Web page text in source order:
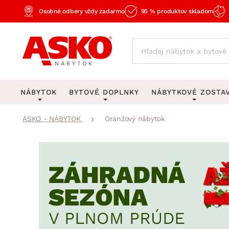
Osobné odbery vždy zadarmo 95 % produktov skladom
NÁBYTOK
Obývacia izba
Spálňa
BYTOVÉ DOPLNKY
KOBERCE
Veľké a stredné koberce
Detské koberce
Kúpeľňové predložky
OSVETLENIE
Stolové lampy a
Lustre a závesné
Zobrazit vše
NÁBYTKOVÉ
Spálňové
Kancelárske
Kuchynské
Detské
Predsieňové
ASKO - NÁBYTOK Oranžový nábytok